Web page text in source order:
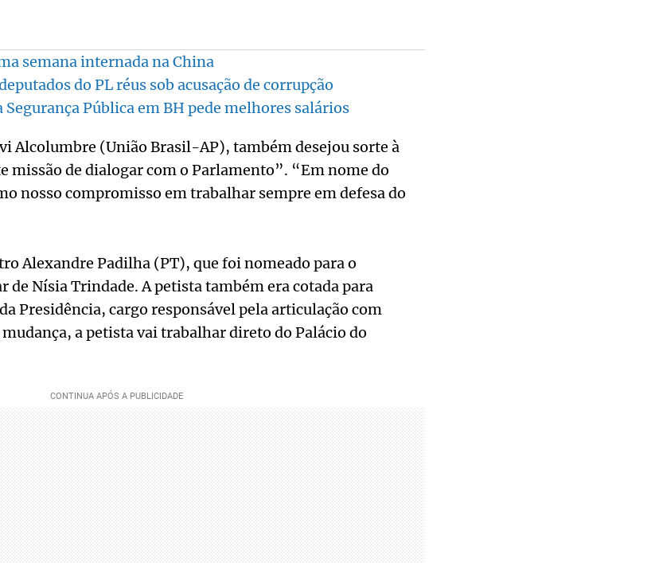
semana internada na China
do PL réus sob acusação de corrupção
Pública em BH pede melhores salários
Alcolumbre (União Brasil-AP), também desejou sorte à
de dialogar com o Parlamento”. “Em nome do
nosso compromisso em trabalhar sempre em defesa do
Alexandre Padilha (PT), que foi nomeado para o
de Nísia Trindade. A petista também era cotada para
Presidência, cargo responsável pela articulação com
a petista vai trabalhar direto do Palácio do